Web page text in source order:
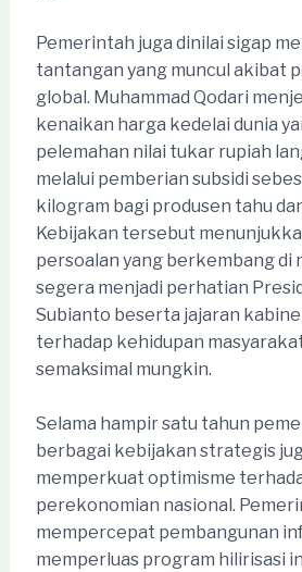
Pemerintah juga dinilai sigap
tantangan yang muncul akibat
global. Muhammad Qodari
kenaikan harga kedelai dunia
pelemahan nilai tukar rupiah
melalui pemberian subsidi
kilogram bagi produsen tahu
Kebijakan tersebut
persoalan yang berkembang di
segera menjadi perhatian
Subianto beserta jajaran
terhadap kehidupan
semaksimal mungkin.
Selama hampir satu tahun
berbagai kebijakan strategis
memperkuat optimisme
perekonomian nasional.
mempercepat pembangunan
memperluas program hilirisasi